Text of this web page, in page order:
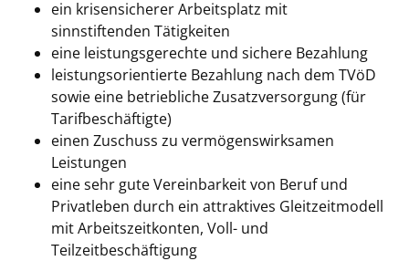
ein krisensicherer Arbeitsplatz mit
sinnstiftenden Tätigkeiten
eine leistungsgerechte und sichere Bezahlung
leistungsorientierte Bezahlung nach dem TVöD
sowie eine betriebliche Zusatzversorgung (für
Tarifbeschäftigte)
einen Zuschuss zu vermögenswirksamen
Leistungen
eine sehr gute Vereinbarkeit von Beruf und
Privatleben durch ein attraktives Gleitzeitmodell
mit Arbeitszeitkonten, Voll- und
Teilzeitbeschäftigung